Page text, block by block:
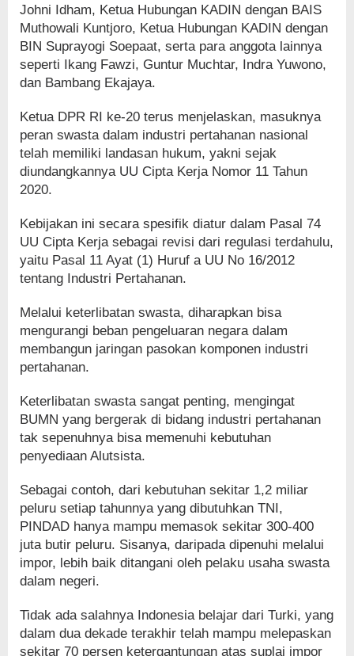
Johni Idham, Ketua Hubungan KADIN dengan BAIS
Muthowali Kuntjoro, Ketua Hubungan KADIN dengan
BIN Suprayogi Soepaat, serta para anggota lainnya
seperti Ikang Fawzi, Guntur Muchtar, Indra Yuwono,
dan Bambang Ekajaya.
Ketua DPR RI ke-20 terus menjelaskan, masuknya
peran swasta dalam industri pertahanan nasional
telah memiliki landasan hukum, yakni sejak
diundangkannya UU Cipta Kerja Nomor 11 Tahun
2020.
Kebijakan ini secara spesifik diatur dalam Pasal 74
UU Cipta Kerja sebagai revisi dari regulasi terdahulu,
yaitu Pasal 11 Ayat (1) Huruf a UU No 16/2012
tentang Industri Pertahanan.
Melalui keterlibatan swasta, diharapkan bisa
mengurangi beban pengeluaran negara dalam
membangun jaringan pasokan komponen industri
pertahanan.
Keterlibatan swasta sangat penting, mengingat
BUMN yang bergerak di bidang industri pertahanan
tak sepenuhnya bisa memenuhi kebutuhan
penyediaan Alutsista.
Sebagai contoh, dari kebutuhan sekitar 1,2 miliar
peluru setiap tahunnya yang dibutuhkan TNI,
PINDAD hanya mampu memasok sekitar 300-400
juta butir peluru. Sisanya, daripada dipenuhi melalui
impor, lebih baik ditangani oleh pelaku usaha swasta
dalam negeri.
Tidak ada salahnya Indonesia belajar dari Turki, yang
dalam dua dekade terakhir telah mampu melepaskan
sekitar 70 persen ketergantungan atas suplai impor